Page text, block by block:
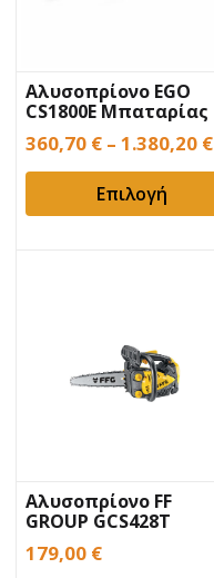
Αλυσοπρίονο EGO
CS1800E Μπαταρίας
360,70 € – 1.380,20 €
Επιλογή
Αλυσοπρίονο FF
GROUP GCS428T
Κλαδευτικό
179,00 €